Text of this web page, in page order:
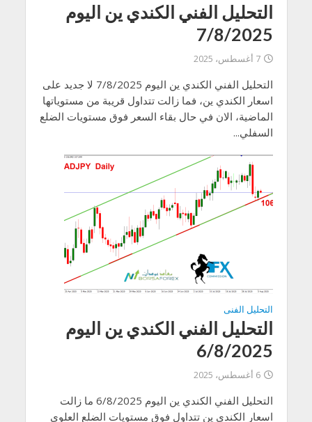
التحليل الفني الكندي ين اليوم
7/8/2025
7 أغسطس، 2025
التحليل الفني الكندي ين اليوم 7/8/2025 لا جديد على
اسعار الكندي ين، فما زالت تتداول قريبة من مستوياتها
الماضية، الان في حال بقاء السعر فوق مستويات الضلع
السفلي...
التحليل الفنى
التحليل الفني الكندي ين اليوم
6/8/2025
6 أغسطس، 2025
التحليل الفني الكندي ين اليوم 6/8/2025 ما زالت
اسعار الكندي ين تتداول فوق مستويات الضلع العلوي